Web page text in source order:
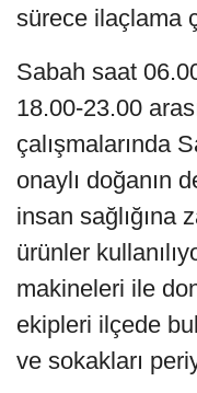
sürece ilaçlama
Sabah saat
18.00-23.00
çalışmalarında
onaylı doğanın
insan sağlığına
ürünler
makineleri ile
ekipleri ilçede
ve sokakları